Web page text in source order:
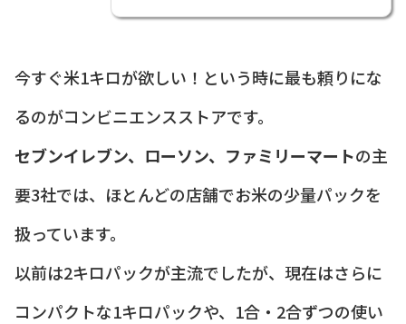
今すぐ米1キロが欲しい！という時に最も頼りにな
るのがコンビニエンスストアです。
セブンイレブン、ローソン、ファミリーマートの主
要3社では、ほとんどの店舗でお米の少量パックを
扱っています。
以前は2キロパックが主流でしたが、現在はさらに
コンパクトな1キロパックや、1合・2合ずつの使い